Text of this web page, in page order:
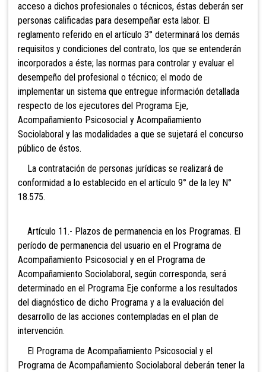
acceso a dichos profesionales o técnicos, éstas deberán ser
personas calificadas para desempeñar esta labor. El
reglamento referido en el artículo 3° determinará los demás
requisitos y condiciones del contrato, los que se entenderán
incorporados a éste; las normas para controlar y evaluar el
desempeño del profesional o técnico; el modo de
implementar un sistema que entregue información detallada
respecto de los ejecutores del Programa Eje,
Acompañamiento Psicosocial y Acompañamiento
Sociolaboral y las modalidades a que se sujetará el concurso
público de éstos.
La contratación de personas jurídicas se realizará de
conformidad a lo establecido en el artículo 9° de la ley N°
18.575.
Artículo 11.- Plazos de permanencia en los Programas. El
período de permanencia del usuario en el Programa de
Acompañamiento Psicosocial y en el Programa de
Acompañamiento Sociolaboral, según corresponda, será
determinado en el Programa Eje conforme a los resultados
del diagnóstico de dicho Programa y a la evaluación del
desarrollo de las acciones contempladas en el plan de
intervención.
El Programa de Acompañamiento Psicosocial y el
Programa de Acompañamiento Sociolaboral deberán tener la